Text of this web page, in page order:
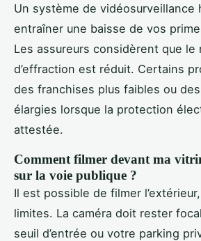
Un système de vidéosurveillance
entraîner une baisse de vos
Les assureurs considèrent que le
d’effraction est réduit. Certains
des franchises plus faibles ou
élargies lorsque la protection
attestée.
Comment filmer devant ma
sur la voie publique ?
Il est possible de filmer
limites. La caméra doit rester
seuil d’entrée ou votre parking